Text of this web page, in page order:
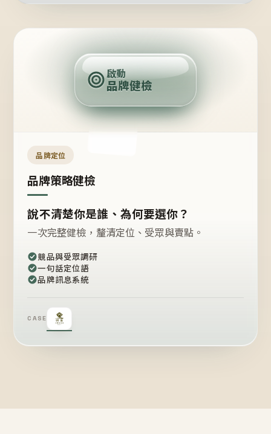
定
位
點
啟動
品牌健檢
品牌定位
品牌策略健檢
說不清楚你是誰、為何要選你？
一次完整健檢，釐清定位、受眾與賣點。
競品與受眾調研
一句話定位語
品牌訊息系統
CASE